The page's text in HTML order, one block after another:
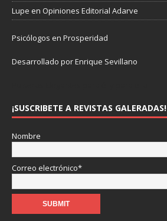
Lupe en Opiniones Editorial Adarve
Psicólogos en Prosperidad
Desarrollado por Enrique Sevillano
¡SUSCRIBETE A REVISTAS GALERADAS!
Nombre
Correo electrónico*